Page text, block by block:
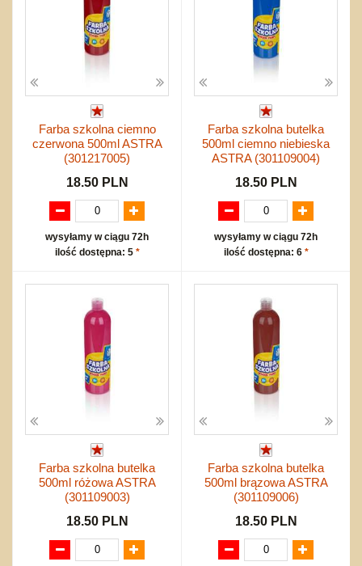
Farba szkolna ciemno
czerwona 500ml ASTRA
(301217005)
18.50 PLN
wysyłamy w ciągu 72h
ilość dostępna: 5 *
Farba szkolna butelka
500ml ciemno niebieska
ASTRA (301109004)
18.50 PLN
wysyłamy w ciągu 72h
ilość dostępna: 6 *
Farba szkolna butelka
500ml różowa ASTRA
(301109003)
18.50 PLN
Farba szkolna butelka
500ml brązowa ASTRA
(301109006)
18.50 PLN